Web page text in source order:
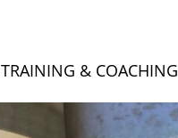
TRAINING & COACHING